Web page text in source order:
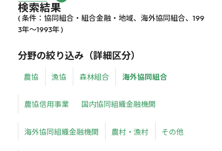
検索結果
( 条件：協同組合・組合金融・地域、海外協同組合、199
3年～1993年 )
分野の絞り込み（詳細区分）
農協 漁協 森林組合 海外協同組合
農協信用事業 国内協同組織金融機関
海外協同組織金融機関 農村・漁村 その他